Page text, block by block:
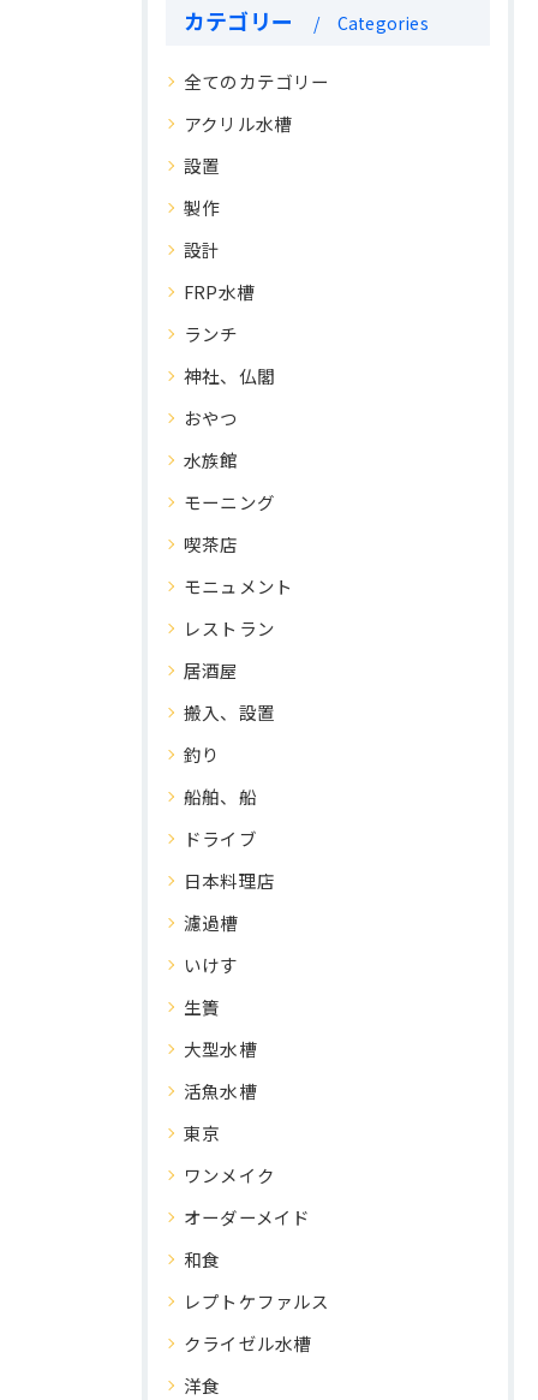
カテゴリー Categories
全てのカテゴリー
アクリル水槽
設置
製作
設計
FRP水槽
ランチ
神社、仏閣
おやつ
水族館
モーニング
喫茶店
モニュメント
レストラン
居酒屋
搬入、設置
釣り
船舶、船
ドライブ
日本料理店
濾過槽
いけす
生簀
大型水槽
活魚水槽
東京
ワンメイク
オーダーメイド
和食
レプトケファルス
クライゼル水槽
洋食